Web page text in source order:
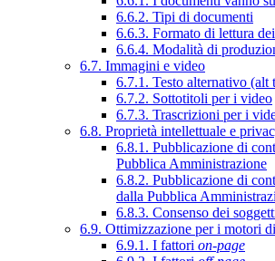
6.6.2. Tipi di documenti
6.6.3. Formato di lettura
6.6.4. Modalità di
6.7. Immagini e video
6.7.1. Testo alternativo (alt
6.7.2. Sottotitoli per i video
6.7.3. Trascrizioni per i
6.8. Proprietà intellettuale e
6.8.1. Pubblicazione di
Pubblica Amministrazione
6.8.2. Pubblicazione di
dalla Pubblica
6.8.3. Consenso dei
6.9. Ottimizzazione per i motori
6.9.1. I fattori on-page